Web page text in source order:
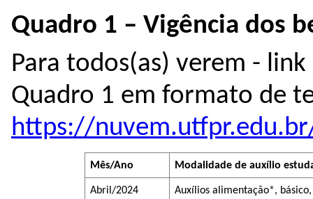
Quadro 1 – Vigência dos
Para todos(as) verem -
https://
Mês/Ano Modalidade de auxílio
Abril/2024 Auxílios alimentação*,